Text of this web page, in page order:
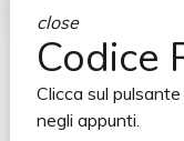
close
Codice
Clicca sul
negli appunti.